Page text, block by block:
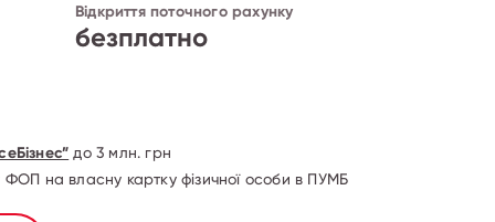
Відкриття поточного рахунку
безплатно
до 3 млн. грн
на власну картку фізичної особи в ПУМБ